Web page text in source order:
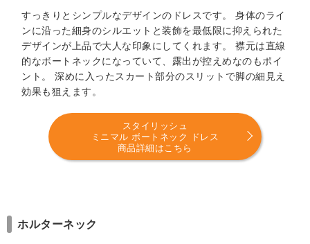
すっきりとシンプルなデザインのドレスです。 身体のライ
ンに沿った細身のシルエットと装飾を最低限に抑えられた
デザインが上品で大人な印象にしてくれます。 襟元は直線
的なボートネックになっていて、露出が控えめなのもポイ
ント。 深めに入ったスカート部分のスリットで脚の細見え
効果も狙えます。
スタイリッシュ
ミニマル ボートネック ドレス
商品詳細はこちら
ホルターネック